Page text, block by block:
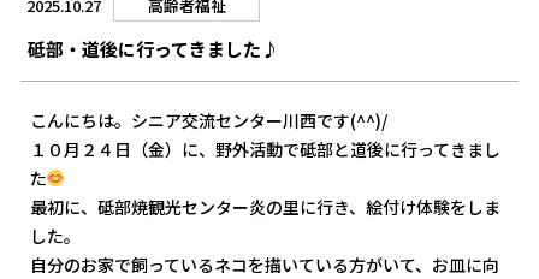
2025.10.27 高齢者福祉
砥部・道後に行ってきました♪
こんにちは。シニア交流センター川西です(^^)/
１０月２４日（金）に、野外活動で砥部と道後に行ってきまし
た
最初に、砥部焼観光センター炎の里に行き、絵付け体験をしま
した。
自分のお家で飼っているネコを描いている方がいて、お皿に向